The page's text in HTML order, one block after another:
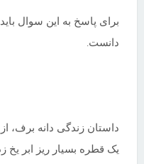
برای پاسخ به این سوال
دانست.
داستان زندگی دانه برف،
یک قطره بسیار ریز ابر یخ